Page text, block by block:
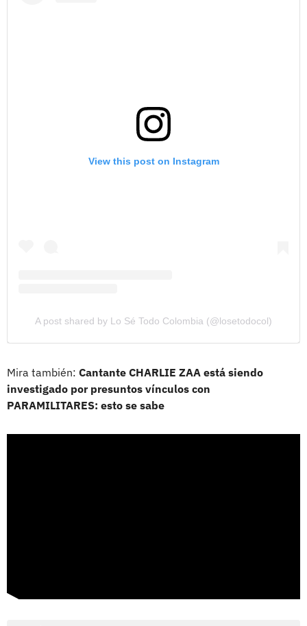
View this post on Instagram
A post shared by Lo Sé Todo Colombia (@losetodocol)
Mira también: Cantante CHARLIE ZAA está siendo
investigado por presuntos vínculos con
PARAMILITARES: esto se sabe